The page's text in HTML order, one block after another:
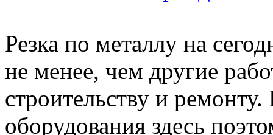
Резка по металлу на
не менее, чем другие
строительству и
оборудования здесь